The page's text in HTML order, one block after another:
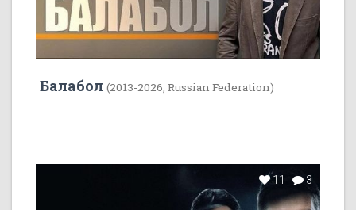
Балабол (2013-2026, Russian Federation)
11 3